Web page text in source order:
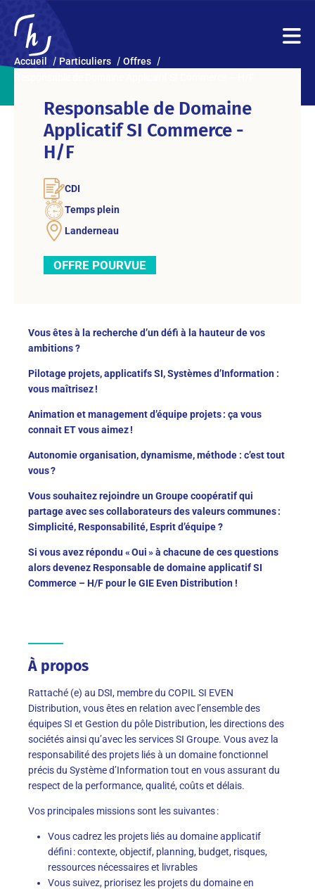
Accueil Particuliers
Offres
Responsable de Domaine
Applicatif SI Commerce -
H/F
CDI
Temps plein
Landerneau
OFFRE POURVUE
Vous êtes à la recherche d’un défi à la hauteur de vos
ambitions ?
Pilotage projets, applicatifs SI, Systèmes d’Information :
vous maîtrisez !
Animation et management d’équipe projets : ça vous
connait ET vous aimez !
Autonomie organisation, dynamisme, méthode : c’est tout
vous ?
Vous souhaitez rejoindre un Groupe coopératif qui
partage avec ses collaborateurs des valeurs communes :
Simplicité, Responsabilité, Esprit d’équipe ?
Si vous avez répondu « Oui » à chacune de ces questions
alors devenez Responsable de domaine applicatif SI
Commerce – H/F pour le GIE Even Distribution !
À propos
Rattaché (e) au DSI, membre du COPIL SI EVEN
Distribution, vous êtes en relation avec l’ensemble des
équipes SI et Gestion du pôle Distribution, les directions des
sociétés ainsi qu’avec les services SI Groupe. Vous avez la
responsabilité des projets liés à un domaine fonctionnel
précis du Système d’Information tout en vous assurant du
respect de la performance, qualité, coûts et délais.
Vos principales missions sont les suivantes :
Vous cadrez les projets liés au domaine applicatif
défini : contexte, objectif, planning, budget, risques,
ressources nécessaires et livrables
Vous suivez, priorisez les projets du domaine en